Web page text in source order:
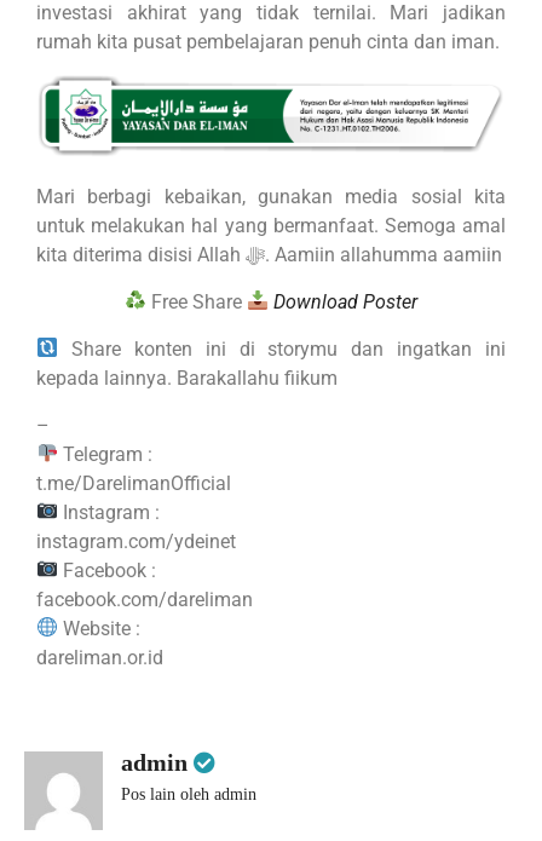
investasi akhirat yang tidak ternilai. Mari jadikan
rumah kita pusat pembelajaran penuh cinta dan iman.
Mari berbagi kebaikan, gunakan media sosial kita
untuk melakukan hal yang bermanfaat. Semoga amal
kita diterima disisi Allah ﷻ. Aamiin allahumma aamiin
Free Share Download Poster
Share konten ini di storymu dan ingatkan ini
kepada lainnya. Barakallahu fiikum
–
Telegram :
t.me/DarelimanOfficial
Instagram :
instagram.com/ydeinet
Facebook :
facebook.com/dareliman
Website :
dareliman.or.id
admin
Pos lain oleh admin